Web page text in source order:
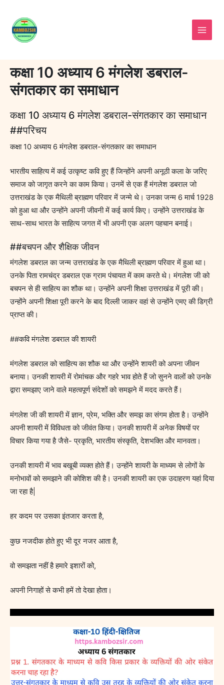
content
कक्षा 10 अध्याय 6 मंगलेश डबराल-
संगतकार का समाधान
कक्षा 10 अध्याय 6 मंगलेश डबराल-संगतकार का समाधान
##परिचय
कक्षा 10 अध्याय 6 मंगलेश डबराल-संगतकार का समाधान
भारतीय साहित्य में कई उत्कृष्ट कवि हुए हैं जिन्होंने अपनी अनूठी कला के जरिए
समाज को जागृत करने का काम किया। उनमें से एक हैं मंगलेश डबराल जो
उत्तराखंड के एक मैथिली ब्राह्मण परिवार में जन्मे थे। उनका जन्म 6 मार्च 1928
को हुआ था और उन्होंने अपनी जीवनी में कई कार्य किए। उन्होंने उत्तराखंड के
साथ-साथ भारत के साहित्य जगत में भी अपनी एक अलग पहचान बनाई।
##बचपन और शैक्षिक जीवन
मंगलेश डबराल का जन्म उत्तराखंड के एक मैथिली ब्राह्मण परिवार में हुआ था।
उनके पिता रामचंद्र डबराल एक ग्राम पंचायत में काम करते थे। मंगलेश जी को
बचपन से ही साहित्य का शौक था। उन्होंने अपनी शिक्षा उत्तराखंड में पूरी की।
उन्होंने अपनी शिक्षा पूरी करने के बाद दिल्ली जाकर वहां से उन्होंने एमए की डिग्री
प्राप्त की।
##कवि मंगलेश डबराल की शायरी
मंगलेश डबराल को साहित्य का शौक था और उन्होंने शायरी को अपना जीवन
बनाया। उनकी शायरी में रोमांचक और गहरे भाव होते हैं जो सुनने वालों को उनके
द्वारा समझाए जाने वाले महत्वपूर्ण संदेशों को समझने में मदद करते हैं।
मंगलेश जी की शायरी में ज्ञान, प्रेम, भक्ति और समझ का संगम होता है। उन्होंने
अपनी शायरी में विविधता को जीवंत किया। उनकी शायरी में अनेक विषयों पर
विचार किया गया है जैसे- प्रकृति, भारतीय संस्कृति, देशभक्ति और मानवता।
उनकी शायरी में भाव बखूबी व्यक्त होते हैं। उन्होंने शायरी के माध्यम से लोगों के
मनोभावों को समझाने की कोशिश की है। उनकी शायरी का एक उदाहरण यहां दिया
जा रहा है|
हर कदम पर उसका इंतजार करता है,
कुछ नजदीक होते हुए भी दूर नजर आता है,
वो समझता नहीं है हमारे इशारों को,
अपनी निगाहों से कभी हमें तो देखा होता।